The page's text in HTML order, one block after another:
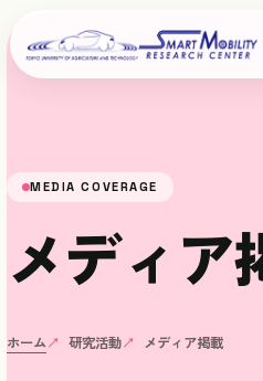
MEDIA COVERAGE
メディア
ホーム 研究活動 メディア掲載